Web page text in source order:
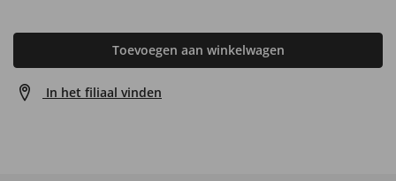
Toevoegen aan winkelwagen
In het filiaal vinden